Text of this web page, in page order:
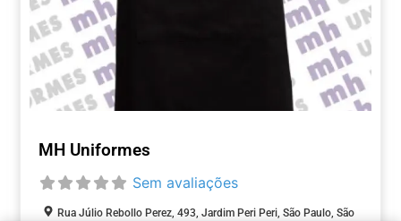
MH Uniformes
Sem avaliações
Rua Júlio Rebollo Perez, 493, Jardim Peri Peri, São Paulo, São